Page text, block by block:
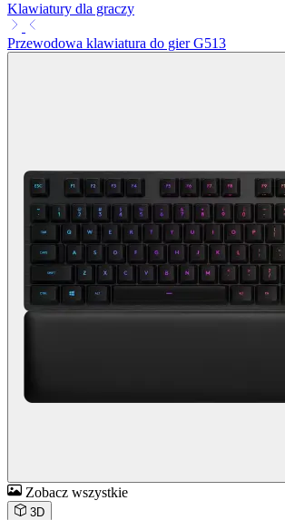
Klawiatury dla graczy
Przewodowa klawiatura do gier G513
Zobacz wszystkie
3D